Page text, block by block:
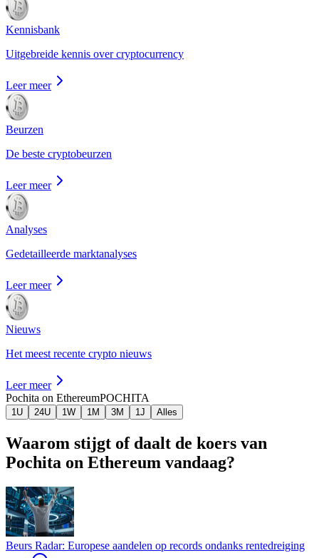
Kennisbank
Uitgebreide kennis over cryptocurrency
Leer meer
Beurzen
De beste cryptobeurzen
Leer meer
Analyses
Gedetailleerde marktanalyses
Leer meer
Nieuws
Het meest recente crypto nieuws
Leer meer
Pochita on EthereumPOCHITA
1U 24U 1W 1M 3M 1J Alles
Waarom stijgt of daalt de koers van
Pochita on Ethereum vandaag?
Beurs Radar: Europese aandelen op records ondanks rentedreiging